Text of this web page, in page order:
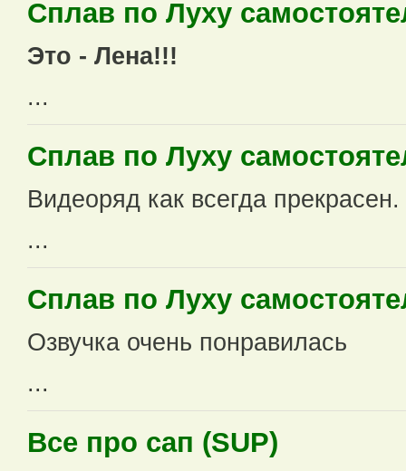
Сплав по Луху
Это - Лена!!!
...
Сплав по Луху
Видеоряд как всегда
...
Сплав по Луху
Озвучка очень понравилась
...
Все про сап (SUP)